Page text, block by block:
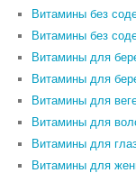
Витамины без
Витамины без
Витамины для
Витамины для
Витамины для
Витамины для
Витамины для
Витамины для